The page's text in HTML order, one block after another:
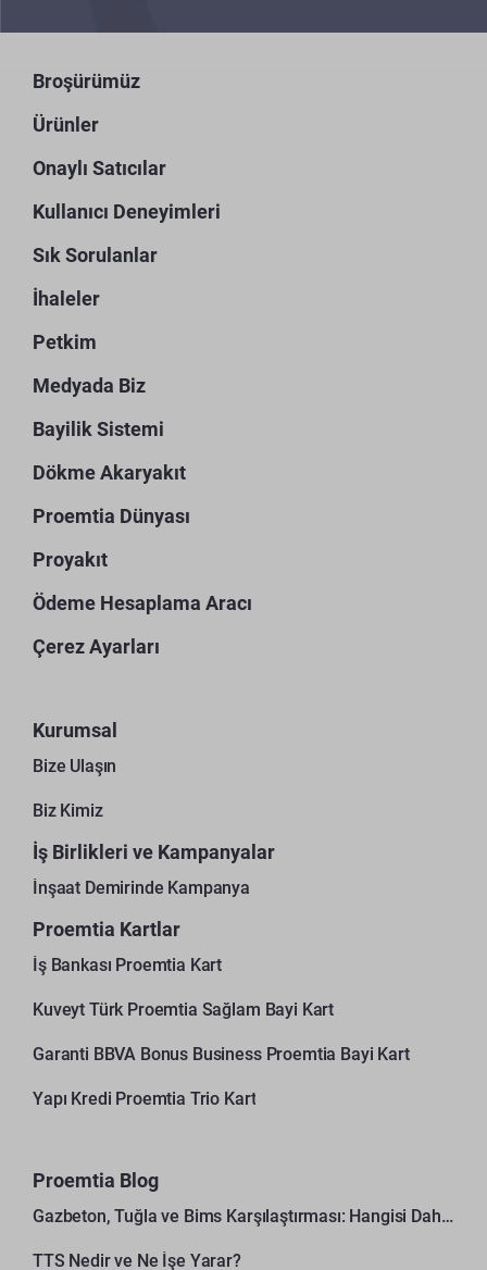
Broşürümüz
Ürünler
Onaylı Satıcılar
Kullanıcı Deneyimleri
Sık Sorulanlar
İhaleler
Petkim
Medyada Biz
Bayilik Sistemi
Dökme Akaryakıt
Proemtia Dünyası
Proyakıt
Ödeme Hesaplama Aracı
Çerez Ayarları
Kurumsal
Bize Ulaşın
Biz Kimiz
İş Birlikleri ve Kampanyalar
İnşaat Demirinde Kampanya
Proemtia Kartlar
İş Bankası Proemtia Kart
Kuveyt Türk Proemtia Sağlam Bayi Kart
Garanti BBVA Bonus Business Proemtia Bayi Kart
Yapı Kredi Proemtia Trio Kart
Proemtia Blog
Gazbeton, Tuğla ve Bims Karşılaştırması: Hangisi Daha Avantajlı?
TTS Nedir ve Ne İşe Yarar?